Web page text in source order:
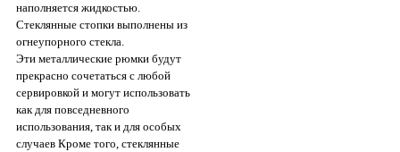
наполняется жидкостью.
Стеклянные стопки выполнены из
огнеупорного стекла.
Эти металлические рюмки будут
прекрасно сочетаться с любой
сервировкой и могут использовать
как для повседневного
использования, так и для особых
случаев Кроме того, стеклянные